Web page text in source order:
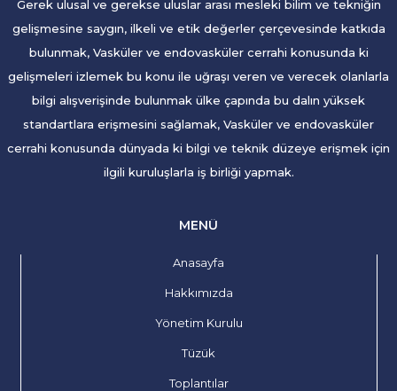
Gerek ulusal ve gerekse uluslar arası mesleki bilim ve tekniğin
gelişmesine saygın, ilkeli ve etik değerler çerçevesinde katkıda
bulunmak, Vasküler ve endovasküler cerrahi konusunda ki
gelişmeleri izlemek bu konu ile uğraşı veren ve verecek olanlarla
bilgi alışverişinde bulunmak ülke çapında bu dalın yüksek
standartlara erişmesini sağlamak, Vasküler ve endovasküler
cerrahi konusunda dünyada ki bilgi ve teknik düzeye erişmek için
ilgili kuruluşlarla iş birliği yapmak.
MENÜ
Anasayfa
Hakkımızda
Yönetim Kurulu
Tüzük
Toplantılar